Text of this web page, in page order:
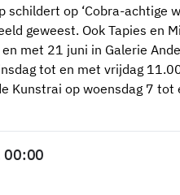
schildert op ‘Cobra-achtige
geweest. Ook Tapies en
met 21 juni in Galerie
tot en met vrijdag
Kunstrai op woensdag 7 tot
00:00